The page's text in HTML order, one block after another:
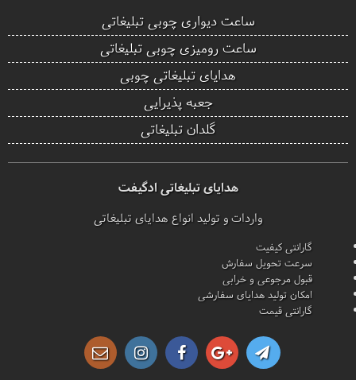
ساعت دیواری چوبی تبلیغاتی
ساعت رومیزی چوبی تبلیغاتی
هدایای تبلیغاتی چوبی
جعبه پذیرایی
گلدان تبلیغاتی
هدایای تبلیغاتی ادگیفت
واردات و تولید انواع هدایای تبلیغاتی
گارانتی کیفیت
سرعت تحویل سفارش
قبول مرجوعی و خرابی
امکان تولید هدایای سفارشی
گارانتی قیمت